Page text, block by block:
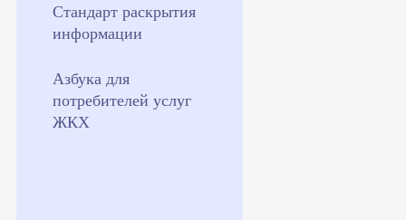
Стандарт раскрытия
информации
Азбука для
потребителей услуг
ЖКХ